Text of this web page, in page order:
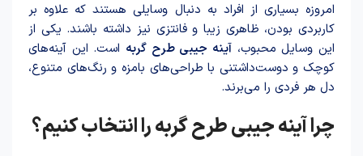
امروزه بسیاری از افراد به دنبال وسایلی هستند که علاوه بر
کاربردی بودن، ظاهری زیبا و فانتزی نیز داشته باشند. یکی از
این وسایل محبوب، آینه جیبی طرح گربه است. این آینه‌های
کوچک و دوست‌داشتنی با طراحی‌های بامزه و رنگ‌های متنوع،
دل هر فردی را می‌برند.
چرا آینه جیبی طرح گربه را انتخاب کنیم؟